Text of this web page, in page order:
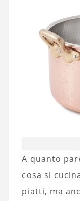
A quanto
cosa si
piatti, ma